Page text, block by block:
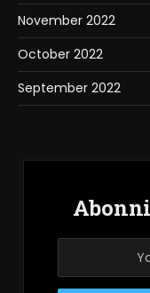
November 2022
October 2022
September 2022